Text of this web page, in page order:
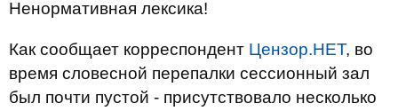
Ненормативная лексика!
Как сообщает корреспондент Цензор.НЕТ, во
время словесной перепалки сессионный зал
был почти пустой - присутствовало несколько